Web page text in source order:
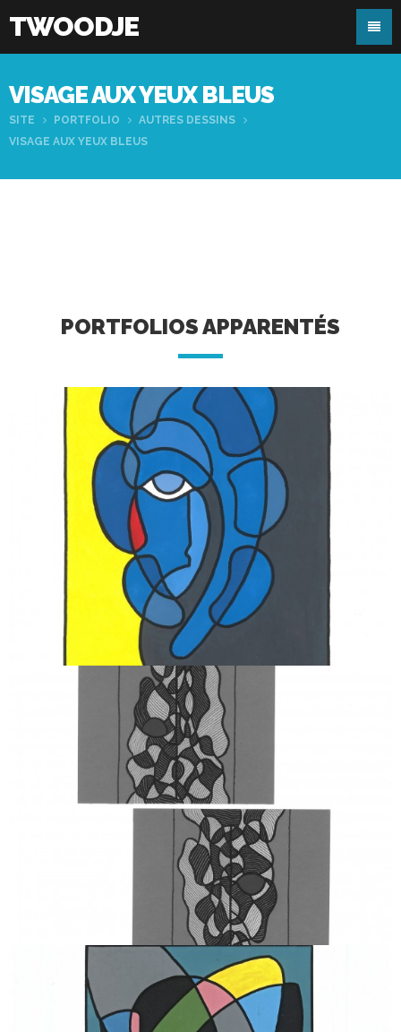
TWOODJE
VISAGE AUX YEUX BLEUS
SITE PORTFOLIO
AUTRES DESSINS
VISAGE AUX YEUX BLEUS
PORTFOLIOS APPARENTÉS